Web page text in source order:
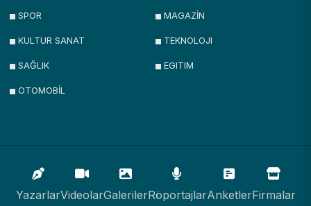
SPOR MAGAZİN
KULTUR SANAT TEKNOLOJI
SAĞLIK EGITIM
OTOMOBİL
YazarlarVideolarGalerilerRöportajlarAnketlerFirmalar